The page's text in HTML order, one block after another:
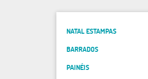
NATAL ESTAMPAS
BARRADOS
PAINÉIS